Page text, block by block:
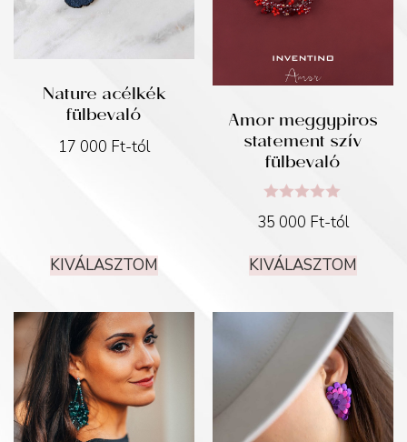
Nature acélkék
fülbevaló
17 000 Ft-tól
KIVÁLASZTOM
Amor meggypiros
statement szív
fülbevaló
5.00
35 000 Ft-tól
KIVÁLASZTOM